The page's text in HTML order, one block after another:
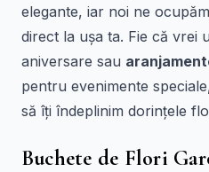
elegante, iar noi ne
direct la ușa ta. Fie că vrei
aniversare sau
pentru evenimente
să îți îndeplinim dorințele
Buchete de Flori